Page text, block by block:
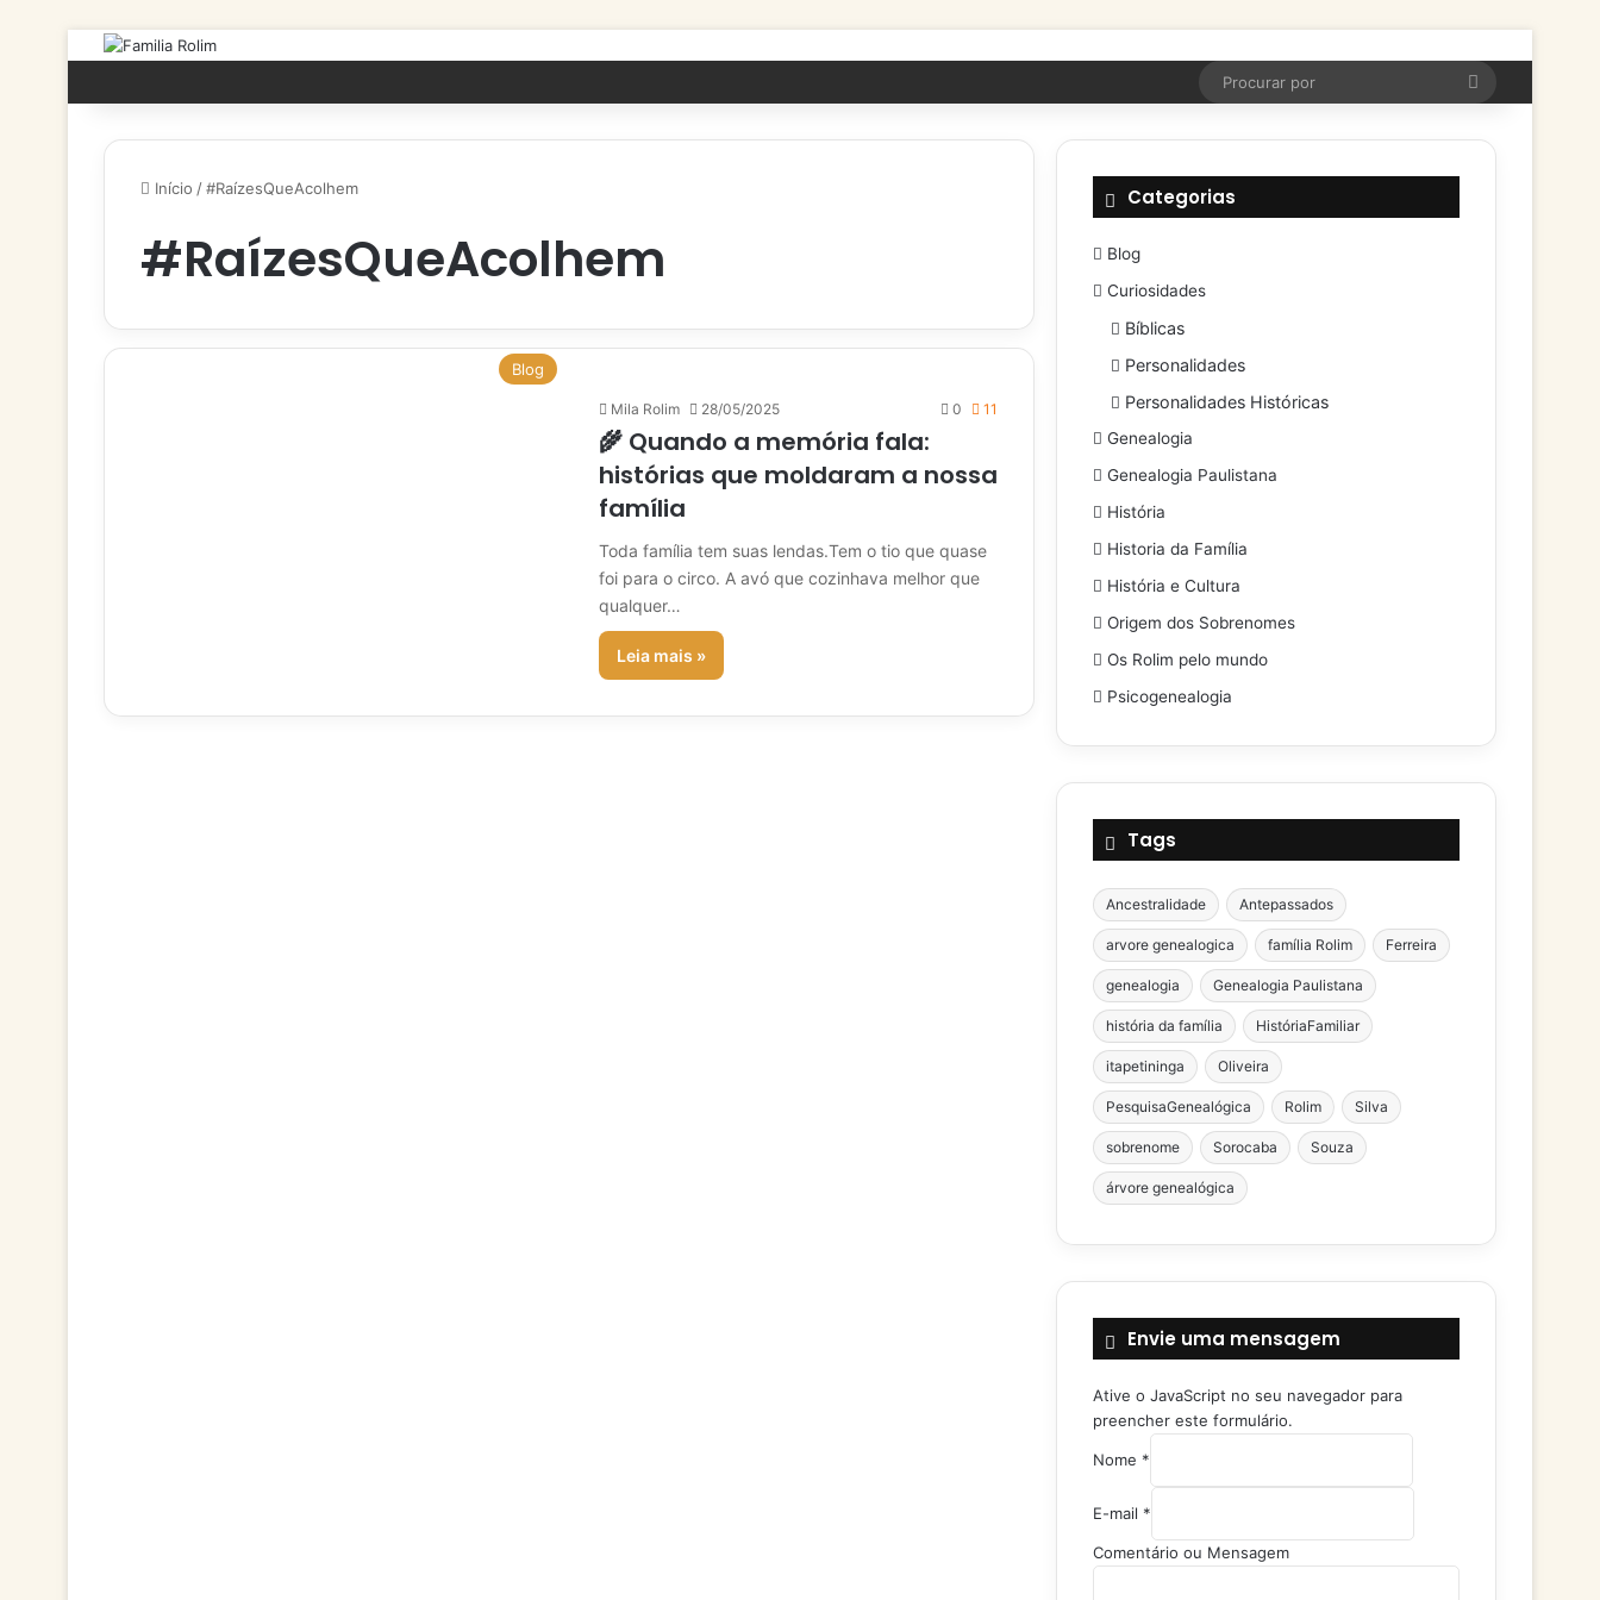
Início /#RaízesQueAcolhem
#RaízesQueAcolhem
Blog
Mila Rolim 28/05/2025 0 11
🌾 Quando a memória fala:
histórias que moldaram a nossa
família
Toda família tem suas lendas.Tem o tio que quase
foi para o circo. A avó que cozinhava melhor que
qualquer…
Leia mais »
Categorias
Blog
Curiosidades
Bíblicas
Personalidades
Personalidades Históricas
Genealogia
Genealogia Paulistana
História
Historia da Família
História e Cultura
Origem dos Sobrenomes
Os Rolim pelo mundo
Psicogenealogia
Tags
Ancestralidade Antepassados
arvore genealogica família Rolim Ferreira
genealogia Genealogia Paulistana
história da família HistóriaFamiliar
itapetininga Oliveira
PesquisaGenealógica Rolim Silva
sobrenome Sorocaba Souza
árvore genealógica
Envie uma mensagem
Ative o JavaScript no seu navegador para
preencher este formulário.
Nome *
E-mail *
C
Comentário ou Mensagem